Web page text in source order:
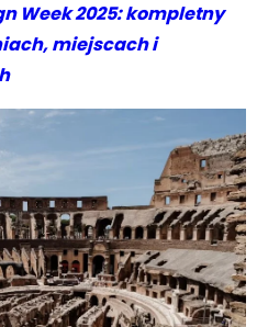
Week 2025: kompletny
miejscach i